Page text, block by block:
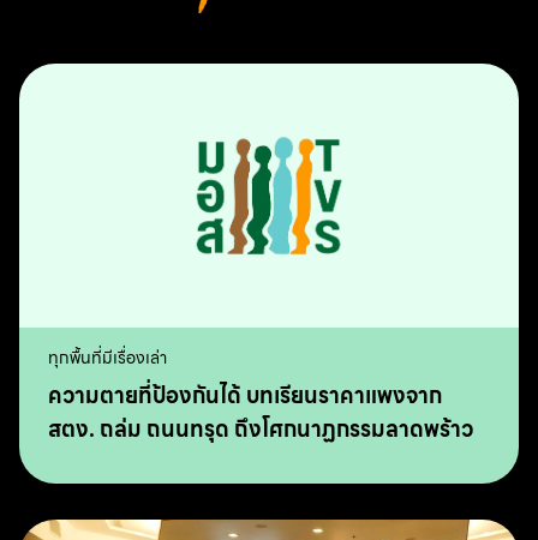
ทุกพื้นที่มีเรื่องเล่า
ความตายที่ป้องกันได้ บทเรียนราคาแพงจาก
สตง. ถล่ม ถนนทรุด ถึงโศกนาฏกรรมลาดพร้าว